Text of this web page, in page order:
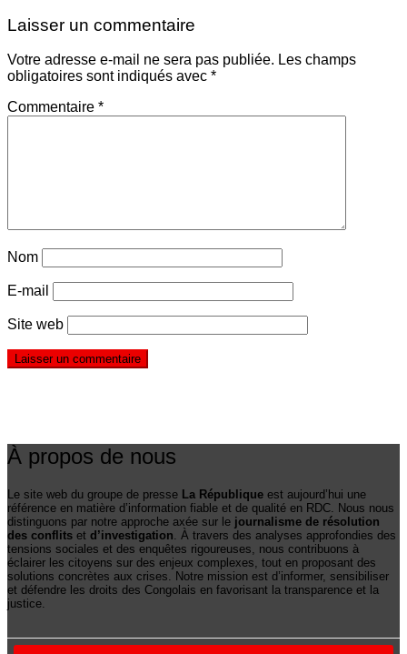
Laisser un commentaire
Votre adresse e-mail ne sera pas publiée. Les champs
obligatoires sont indiqués avec *
Commentaire *
Nom
E-mail
Site web
À propos de nous
Le site web du groupe de presse La République est aujourd’hui une
référence en matière d’information fiable et de qualité en RDC. Nous nous
distinguons par notre approche axée sur le journalisme de résolution
des conflits et d’investigation. À travers des analyses approfondies des
tensions sociales et des enquêtes rigoureuses, nous contribuons à
éclairer les citoyens sur des enjeux complexes, tout en proposant des
solutions concrètes aux crises. Notre mission est d’informer, sensibiliser
et défendre les droits des Congolais en favorisant la transparence et la
justice.